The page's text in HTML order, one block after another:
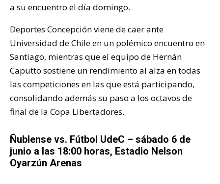
a su encuentro el día domingo.
Deportes Concepción viene de caer ante
Universidad de Chile en un polémico encuentro en
Santiago, mientras que el equipo de Hernán
Caputto sostiene un rendimiento al alza en todas
las competiciones en las que está participando,
consolidando además su paso a los octavos de
final de la Copa Libertadores.
Ñublense vs. Fútbol UdeC – sábado 6 de
junio a las 18:00 horas, Estadio Nelson
Oyarzún Arenas